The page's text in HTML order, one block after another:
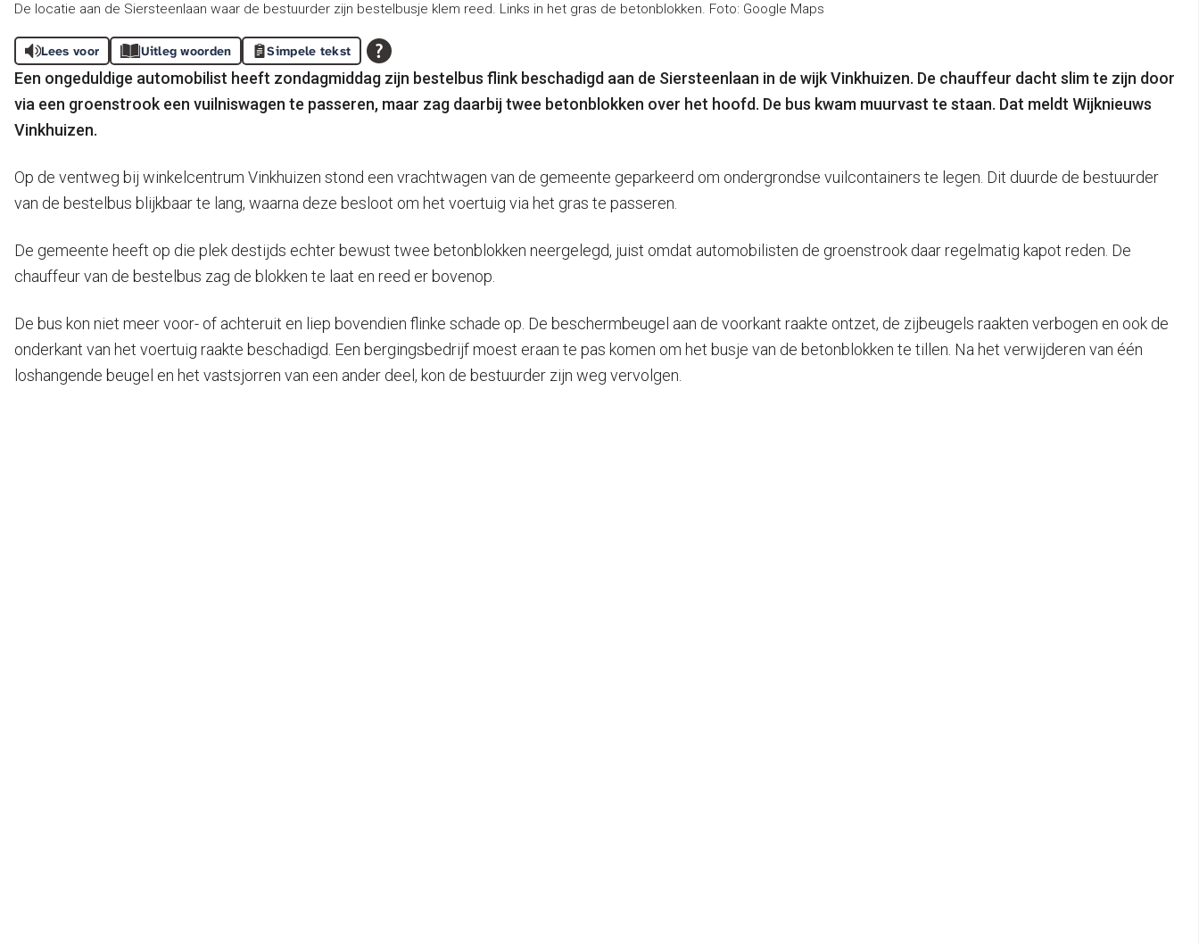
De locatie aan de Siersteenlaan waar de bestuurder zijn bestelbusje klem reed. Links in het gras de betonblokken. Foto: Google Maps
Lees voor Uitleg woorden Simpele tekst
Een ongeduldige automobilist heeft zondagmiddag zijn bestelbus flink beschadigd aan de Siersteenlaan in de wijk Vinkhuizen. De chauffeur dacht slim te zijn door
via een groenstrook een vuilniswagen te passeren, maar zag daarbij twee betonblokken over het hoofd. De bus kwam muurvast te staan. Dat meldt Wijknieuws
Vinkhuizen.
Op de ventweg bij winkelcentrum Vinkhuizen stond een vrachtwagen van de gemeente geparkeerd om ondergrondse vuilcontainers te legen. Dit duurde de bestuurder
van de bestelbus blijkbaar te lang, waarna deze besloot om het voertuig via het gras te passeren.
De gemeente heeft op die plek destijds echter bewust twee betonblokken neergelegd, juist omdat automobilisten de groenstrook daar regelmatig kapot reden. De
chauffeur van de bestelbus zag de blokken te laat en reed er bovenop.
De bus kon niet meer voor- of achteruit en liep bovendien flinke schade op. De beschermbeugel aan de voorkant raakte ontzet, de zijbeugels raakten verbogen en ook de
onderkant van het voertuig raakte beschadigd. Een bergingsbedrijf moest eraan te pas komen om het busje van de betonblokken te tillen. Na het verwijderen van één
loshangende beugel en het vastsjorren van een ander deel, kon de bestuurder zijn weg vervolgen.